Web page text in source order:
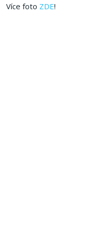
Více foto ZDE!